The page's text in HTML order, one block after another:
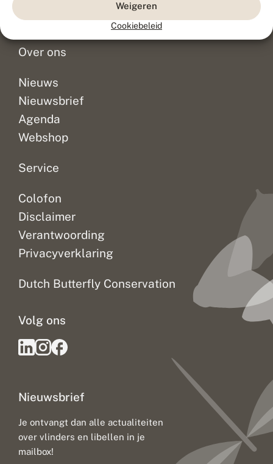
Weigeren
Cookiebeleid
Doneer
Over ons
Nieuws
Nieuwsbrief
Agenda
Webshop
Service
Colofon
Disclaimer
Verantwoording
Privacyverklaring
Dutch Butterfly Conservation
Nieuwsbrief
Je ontvangt dan alle actualiteiten
over vlinders en libellen in je
mailbox!
Volg ons